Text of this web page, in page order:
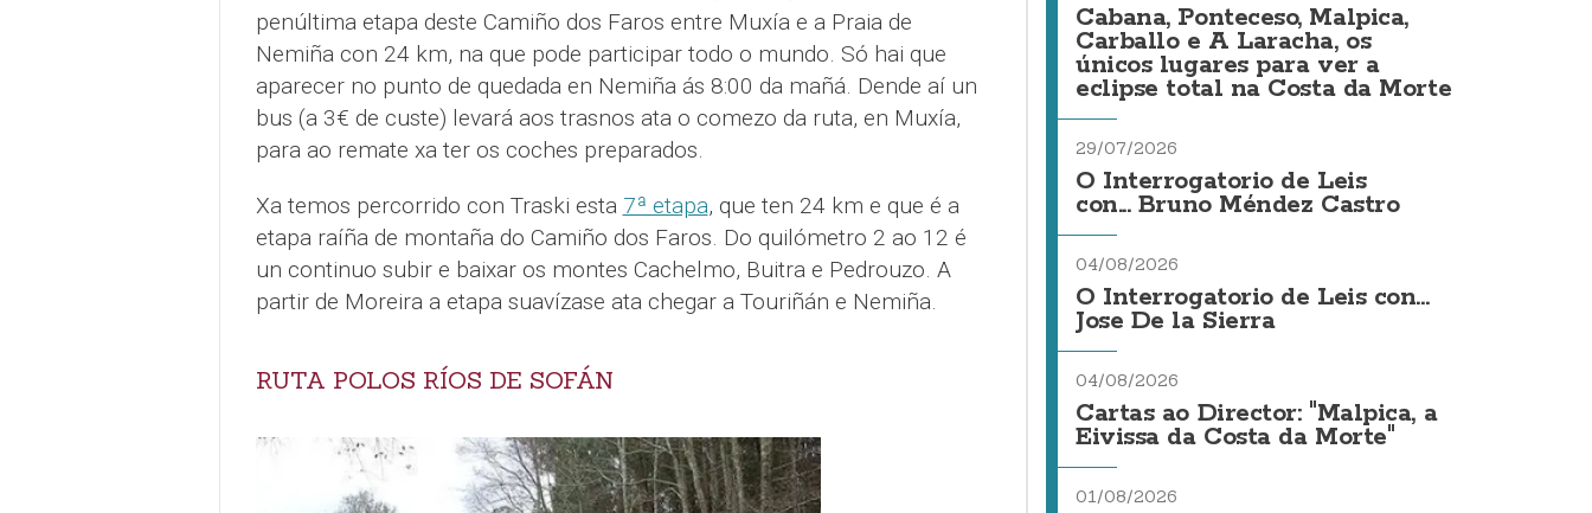
penúltima etapa deste Camiño dos Faros entre Muxía e a Praia de
Nemiña con 24 km, na que pode participar todo o mundo. Só hai que
aparecer no punto de quedada en Nemiña ás 8:00 da mañá. Dende aí un
bus (a 3€ de custe) levará aos trasnos ata o comezo da ruta, en Muxía,
para ao remate xa ter os coches preparados.
Xa temos percorrido con Traski esta 7ª etapa, que ten 24 km e que é a
etapa raíña de montaña do Camiño dos Faros. Do quilómetro 2 ao 12 é
un continuo subir e baixar os montes Cachelmo, Buitra e Pedrouzo. A
partir de Moreira a etapa suavízase ata chegar a Touriñán e Nemiña.
RUTA POLOS RÍOS DE SOFÁN
Cabana, Ponteceso, Malpica,
Carballo e A Laracha, os
únicos lugares para ver a
eclipse total na Costa da Morte
29/07/2026
O Interrogatorio de Leis
con... Bruno Méndez Castro
04/08/2026
O Interrogatorio de Leis con...
Jose De la Sierra
04/08/2026
Cartas ao Director: "Malpica, a
Eivissa da Costa da Morte"
01/08/2026